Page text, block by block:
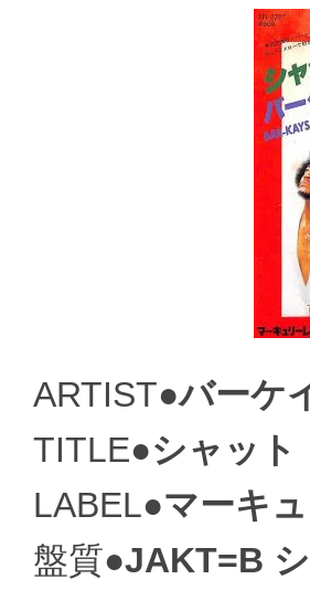
ARTIST●バーケ
TITLE●シャット
LABEL●マーキ
盤質●JAKT=B